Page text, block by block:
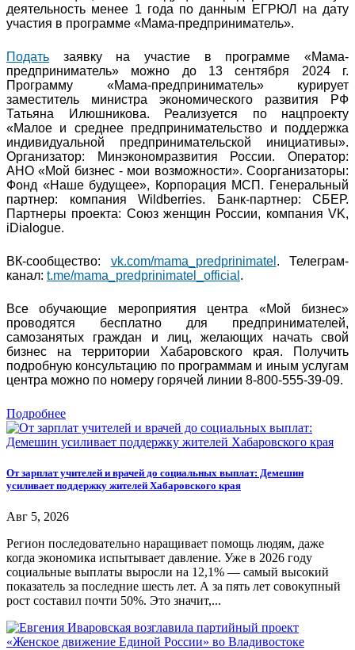
деятельность менее 1 года по данным ЕГРЮЛ на дату
участия в программе «Мама-предприниматель».
Подать заявку на участие в программе «Мама-
предприниматель» можно до 13 сентября 2024 г.
Программу «Мама-предприниматель» курирует
заместитель министра экономического развития РФ
Татьяна Илюшникова. Реализуется по нацпроекту
«Малое и среднее предпринимательство и поддержка
индивидуальной предпринимательской инициативы».
Организатор: Минэкономразвития России. Оператор:
АНО «Мой бизнес - мои возможности». Соорганизаторы:
Фонд «Наше будущее», Корпорация МСП. Генеральный
партнер: компания Wildberries. Банк-партнер: СБЕР.
Партнеры проекта: Союз женщин России, компания VK,
iDialogue.
ВК-сообщество: vk.com/mama_predprinimatel . Телеграм-
канал: t.me/mama_predprinimatel_official .
Все обучающие мероприятия центра «Мой бизнес»
проводятся бесплатно для предпринимателей,
самозанятых граждан и лиц, желающих начать свой
бизнес на территории Хабаровского края. Получить
подробную консультацию по программам и иным услугам
центра можно по номеру горячей линии 8-800-555-39-09.
Подробнее
От зарплат учителей и врачей до социальных выплат: Демешин
усиливает поддержку жителей Хабаровского края
Авг 5, 2026
Регион последовательно наращивает помощь людям, даже
когда экономика испытывает давление. Уже в 2026 году
социальные выплаты выросли на 12,1% — самый высокий
показатель за последние шесть лет. А за пять лет совокупный
рост составил почти 50%. Это значит,...